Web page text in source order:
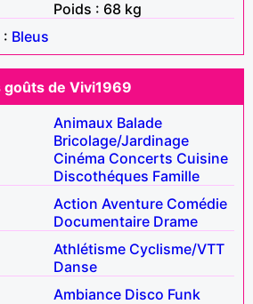
Poids : 68 kg
: Bleus
goûts de Vivi1969
Animaux Balade
Bricolage/Jardinage
Cinéma Concerts Cuisine
Discothéques Famille
Action Aventure Comédie
Documentaire Drame
Athlétisme Cyclisme/VTT
Danse
Ambiance Disco Funk